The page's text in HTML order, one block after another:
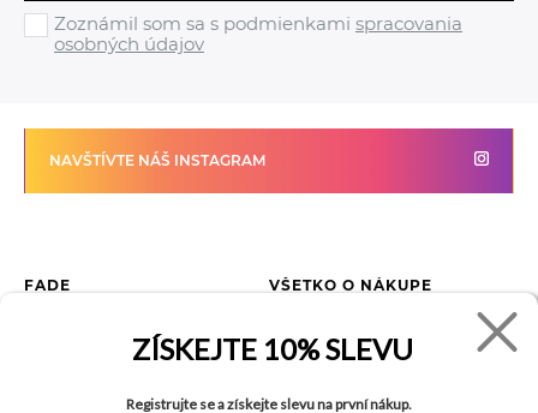
Zoznámil som sa s podmienkami spracovania
osobných údajov
NAVŠTÍVTE NÁŠ INSTAGRAM
FADE
VŠETKO O NÁKUPE
Ako reklamovať tovar
Tabuľka veľkostí
ZÍSKEJTE 10% SLEVU
Registrujte se a získejte slevu na první nákup.